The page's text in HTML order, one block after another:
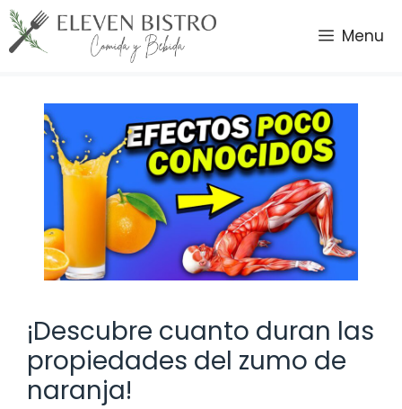
Saltar
al
contenido
Menu
¡Descubre cuanto duran las
propiedades del zumo de
naranja!